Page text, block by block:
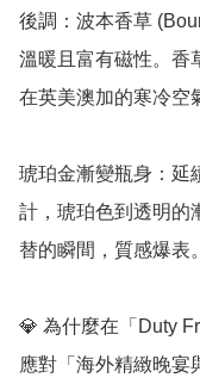
後調：波本香草
溫暖且富有磁性。香
在英美澳加的寒冷空
琥珀金漸變瓶身：延
計，琥珀色到透明的
替的瞬間，質感爆表。
💎 為什麼在「Duty
應對「海外精緻晚